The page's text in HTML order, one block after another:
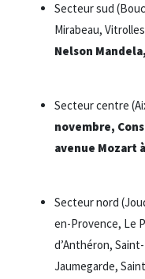
Secteur sud
Mirabeau,
Nelson
Secteur centre
novembre,
avenue Mozart
Secteur nord
en-Provence, Le
d’Anthéron,
Jaumegarde,